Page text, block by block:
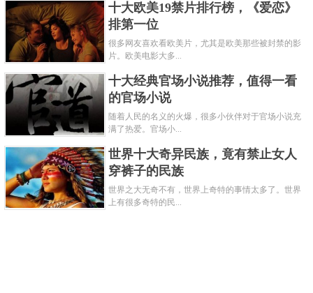
十大欧美19禁片排行榜，《爱恋》
排第一位
很多网友喜欢看欧美片，尤其是欧美那些被封禁的影
片。欧美电影大多...
十大经典官场小说推荐，值得一看
的官场小说
随着人民的名义的火爆，很多小伙伴对于官场小说充
满了热爱。官场小...
世界十大奇异民族，竟有禁止女人
穿裤子的民族
世界之大无奇不有，世界上奇特的事情太多了。世界
上有很多奇特的民...